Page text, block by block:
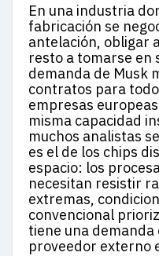
En una industria
fabricación se
antelación, obligar
resto a tomarse en
demanda de Musk
contratos para
empresas
misma capacidad
muchos analistas
es el de los chips
espacio: los
necesitan resistir
extremas,
convencional
tiene una
proveedor externo